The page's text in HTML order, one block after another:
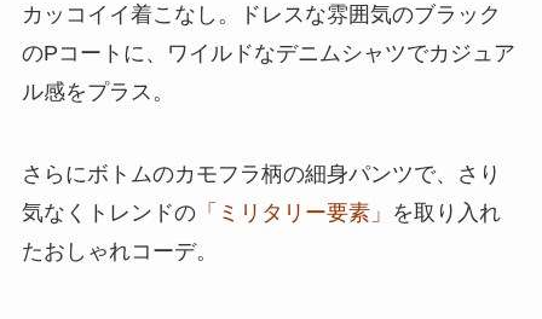
カッコイイ着こなし。ドレスな雰囲気のブラック
のPコートに、ワイルドなデニムシャツでカジュア
ル感をプラス。
さらにボトムのカモフラ柄の細身パンツで、さり
気なくトレンドの「ミリタリー要素」 を取り入れ
たおしゃれコーデ。